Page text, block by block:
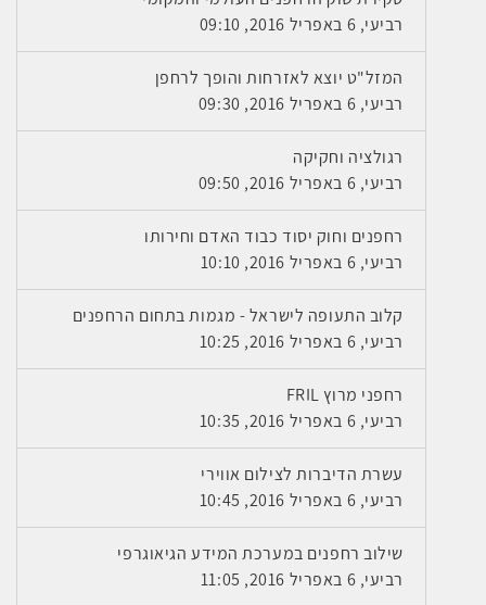
רביעי, 6 באפריל 2016, 09:10
המזל"ט יוצא לאזרחות והופך לרחפן
רביעי, 6 באפריל 2016, 09:30
רגולציה וחקיקה
רביעי, 6 באפריל 2016, 09:50
רחפנים וחוק יסוד כבוד האדם וחירותו
רביעי, 6 באפריל 2016, 10:10
קלוב התעופה לישראל - מגמות בתחום הרחפנים
רביעי, 6 באפריל 2016, 10:25
רחפני מרוץ FRIL
רביעי, 6 באפריל 2016, 10:35
עשרת הדיברות לצילום אווירי
רביעי, 6 באפריל 2016, 10:45
שילוב רחפנים במערכת המידע הגיאוגרפי
רביעי, 6 באפריל 2016, 11:05